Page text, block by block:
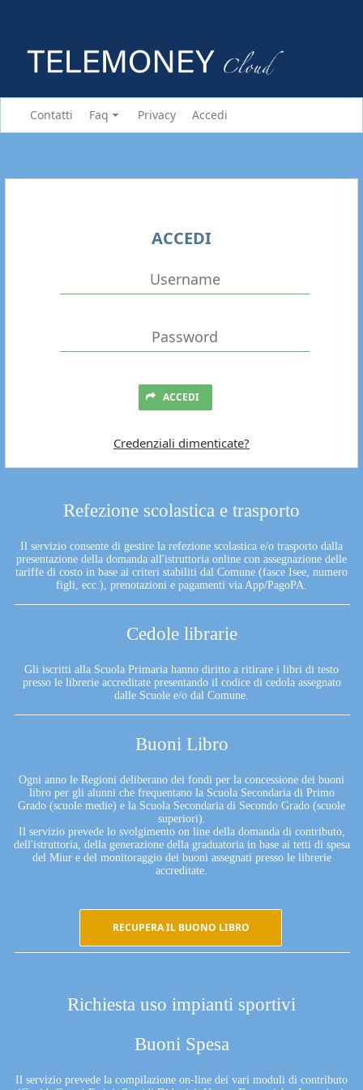
Contatti Faq Privacy Accedi
Refezione scolastica e trasporto
Il servizio consente di gestire la refezione scolastica e/o trasporto dalla
presentazione della domanda all'istruttoria online con assegnazione delle
tariffe di costo in base ai criteri stabiliti dal Comune (fasce Isee, numero
figli, ecc.), prenotazioni e pagamenti via App/PagoPA.
Cedole librarie
Gli iscritti alla Scuola Primaria hanno diritto a ritirare i libri di testo
presso le librerie accreditate presentando il codice di cedola assegnato
dalle Scuole e/o dal Comune.
Buoni Libro
Ogni anno le Regioni deliberano dei fondi per la concessione dei buoni
libro per gli alunni che frequentano la Scuola Secondaria di Primo
Grado (scuole medie) e la Scuola Secondaria di Secondo Grado (scuole
superiori).
Il servizio prevede lo svolgimento on line della domanda di contributo,
dell'istruttoria, della generazione della graduatoria in base ai tetti di spesa
del Miur e del monitoraggio dei buoni assegnati presso le librerie
accreditate.
RECUPERA IL BUONO LIBRO
Richiesta uso impianti sportivi
Buoni Spesa
Il servizio prevede la compilazione on-line dei vari moduli di contributo
ACCEDI
ACCEDI
Credenziali dimenticate?